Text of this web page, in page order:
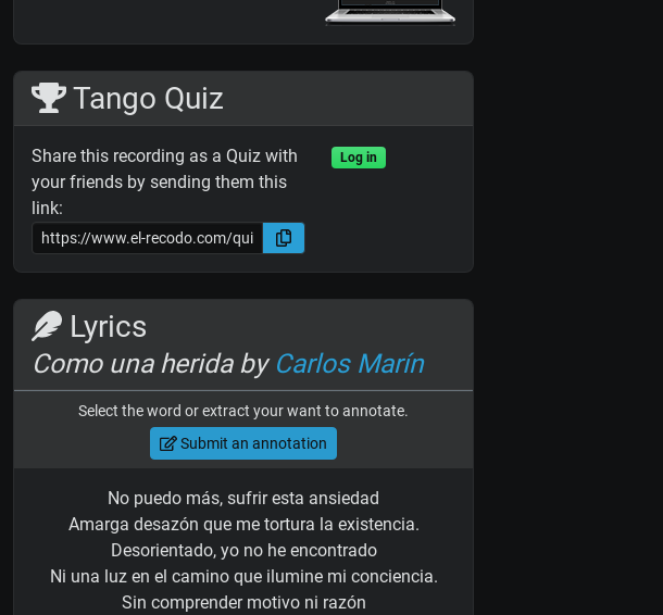
Tango Quiz
Share this recording as a Quiz with
your friends by sending them this
link:
Log in
Lyrics
Como una herida by Carlos Marín
Select the word or extract your want to annotate.
Submit an annotation
No puedo más, sufrir esta ansiedad
Amarga desazón que me tortura la existencia.
Desorientado, yo no he encontrado
Ni una luz en el camino que ilumine mi conciencia.
Sin comprender motivo ni razón